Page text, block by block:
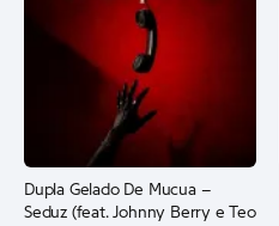
Dupla Gelado De Mucua –
Seduz (feat. Johnny Berry e Teo